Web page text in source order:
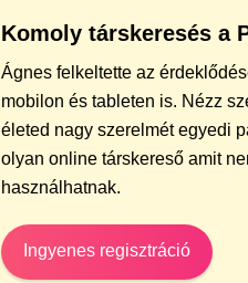
Komoly társkeresés a
Ágnes felkeltette az
mobilon és tableten is. Nézz
életed nagy szerelmét egyedi
olyan online társkereső amit
használhatnak.
Ingyenes regisztráció